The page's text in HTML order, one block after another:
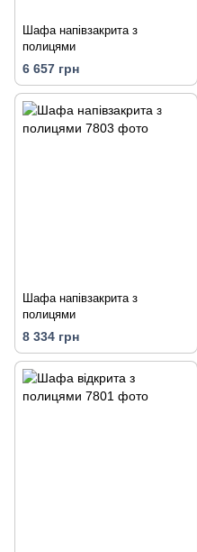
Шафа напівзакрита з
полицями
6 657 грн
Шафа напівзакрита з
полицями
8 334 грн